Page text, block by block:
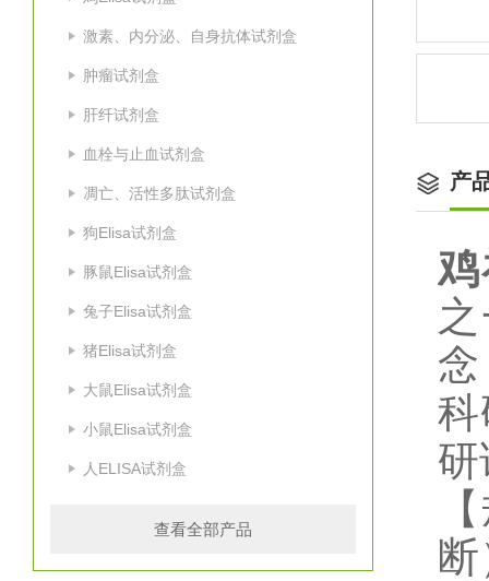
激素、内分泌、自身抗体试剂盒
肿瘤试剂盒
肝纤试剂盒
血栓与止血试剂盒
凋亡、活性多肽试剂盒
狗Elisa试剂盒
豚鼠Elisa试剂盒
兔子Elisa试剂盒
猪Elisa试剂盒
大鼠Elisa试剂盒
小鼠Elisa试剂盒
人ELISA试剂盒
查看全部产品
产
鸡